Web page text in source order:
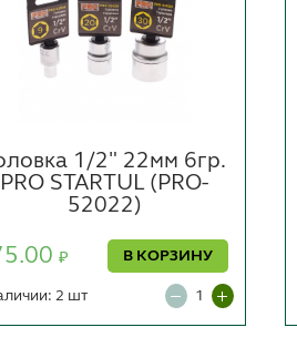
1/2" 22мм 6гр.
PRO STARTUL (PRO-
52022)
₽ В КОРЗИНУ
2 шт